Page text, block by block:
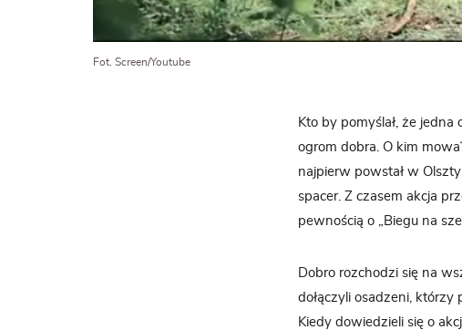
Fot. Screen/Youtube
Kto by pomyślał, że
ogrom dobra. O kim
najpierw powstał w
spacer. Z czasem akcja
pewnością o „Biegu na
Dobro rozchodzi się na
dołączyli osadzeni,
Kiedy dowiedzieli się o